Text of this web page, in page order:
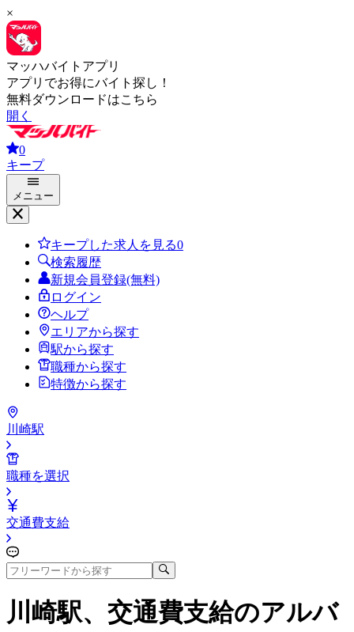
×
マッハバイトアプリ
アプリでお得にバイト探し！
無料ダウンロードはこちら
開く
0
キープ
メニュー
キープした求人を見る0
検索履歴
新規会員登録(無料)
ログイン
ヘルプ
エリアから探す
駅から探す
職種から探す
特徴から探す
川崎駅
職種を選択
交通費支給
川崎駅、交通費支給のアルバ